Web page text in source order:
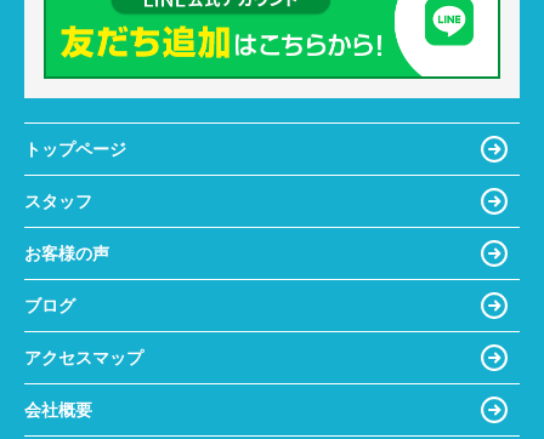
トップページ
スタッフ
お客様の声
ブログ
アクセスマップ
会社概要